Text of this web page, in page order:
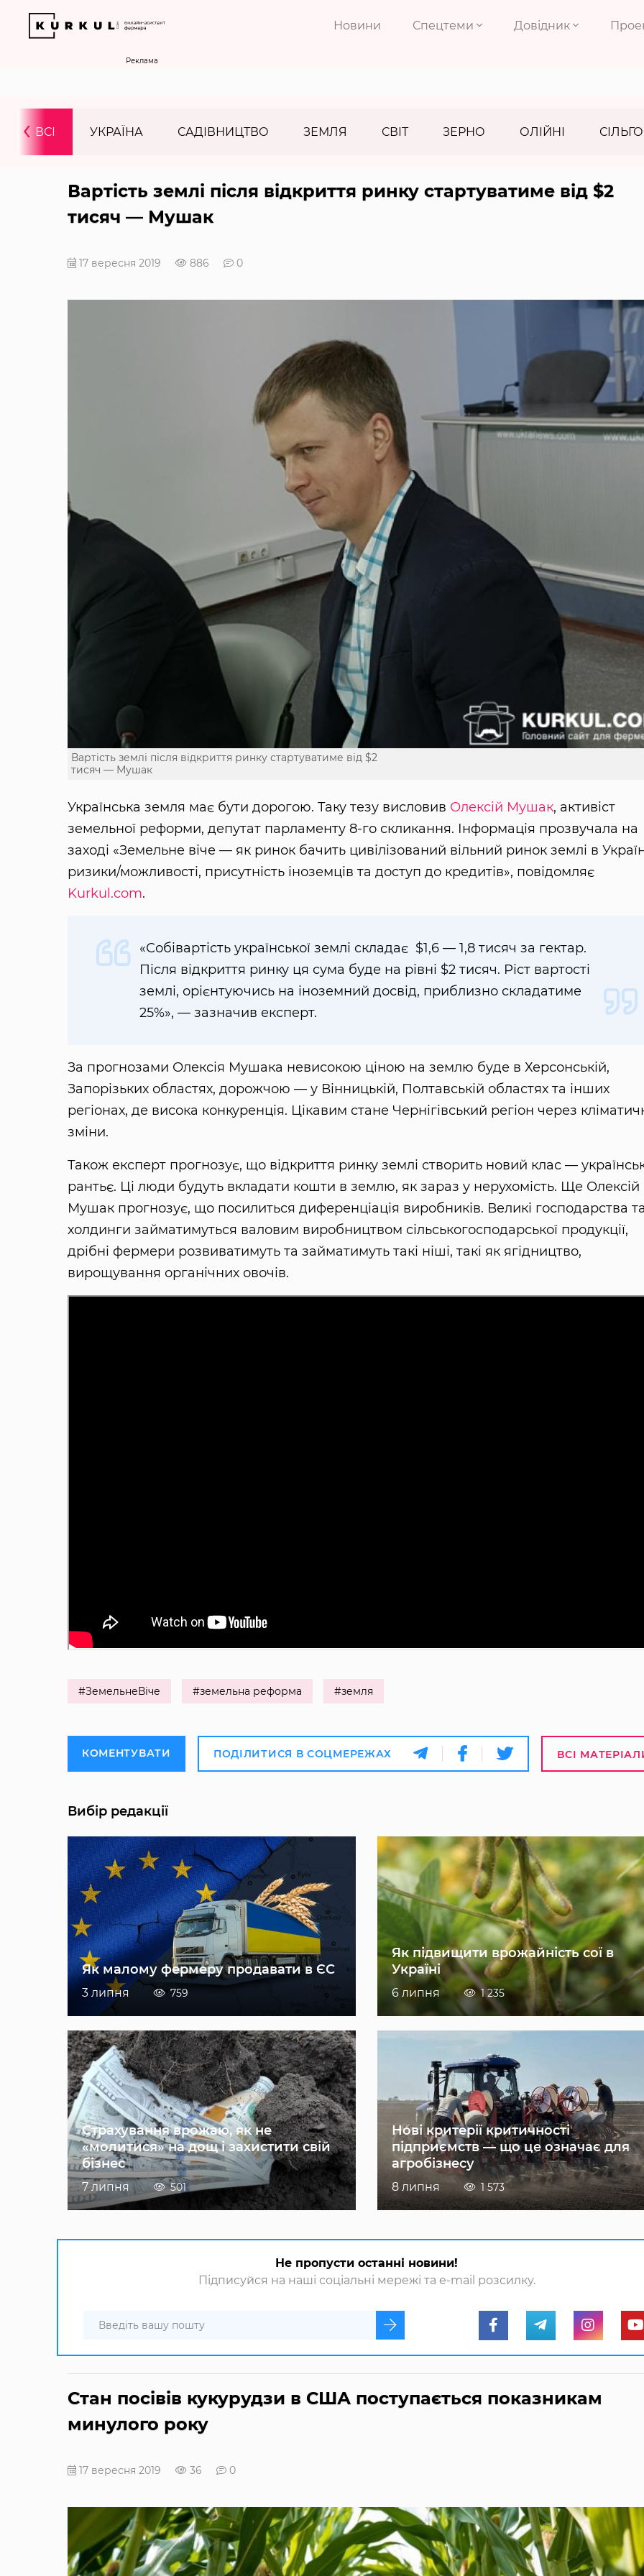
Новини Спецтеми Довідник
Реклама
ВСІ УКРАЇНА САДІВНИЦТВО ЗЕМЛЯ СВІТ ЗЕРНО ОЛІЙНІ
‹
Вартість землі після відкриття ринку стартуватиме від $2
тисяч — Мушак
17 вересня 2019 886 0
Вартість землі після відкриття ринку стартуватиме від $2
тисяч — Мушак
Українська земля має бути дорогою. Таку тезу висловив Олексій Мушак, активіст
земельної реформи, депутат парламенту 8-го скликання. Інформація прозвучала на
заході «Земельне віче — як ринок бачить цивілізований вільний ринок землі в
ризики/можливості, присутність іноземців та доступ до кредитів», повідомляє
Kurkul.com.
«Собівартість української землі складає $1,6 — 1,8 тисяч за гектар.
Після відкриття ринку ця сума буде на рівні $2 тисяч. Ріст вартості
землі, орієнтуючись на іноземний досвід, приблизно складатиме
25%», — зазначив експерт.
За прогнозами Олексія Мушака невисокою ціною на землю буде в Херсонській,
Запорізьких областях, дорожчою — у Вінницькій, Полтавській областях та інших
регіонах, де висока конкуренція. Цікавим стане Чернігівський регіон через
зміни.
Також експерт прогнозує, що відкриття ринку землі створить новий клас —
рантьє. Ці люди будуть вкладати кошти в землю, як зараз у нерухомість. Ще Олексій
Мушак прогнозує, що посилиться диференціація виробників. Великі господарства
холдинги займатимуться валовим виробництвом сільськогосподарської продукції,
дрібні фермери розвиватимуть та займатимуть такі ніші, такі як ягідництво,
вирощування органічних овочів.
#ЗемельнеВіче #земельна реформа #земля
КОМЕНТУВАТИ ПОДІЛИТИСЯ В СОЦМЕРЕЖАХ ВСІ
Вибір редакції
Як малому фермеру продавати в ЄС
3 липня 759
Як підвищити врожайність сої в
Україні
6 липня 1 235
Страхування врожаю, як не
«молитися» на дощ і захистити свій
бізнес
7 липня 501
Нові критерії критичності
підприємств — що це означає для
агробізнесу
8 липня 1 573
Не пропусти останні новини!
Підписуйся на наші соціальні мережі та e-mail розсилку.
Стан посівів кукурудзи в США поступається показникам
минулого року
17 вересня 2019 36 0